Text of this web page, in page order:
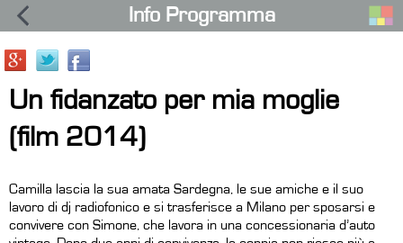
Info Programma
Un fidanzato per mia moglie
(film 2014)
Camilla lascia la sua amata Sardegna, le sue amiche e il suo
lavoro di dj radiofonico e si trasferisce a Milano per sposarsi e
convivere con Simone, che lavora in una concessionaria d’auto